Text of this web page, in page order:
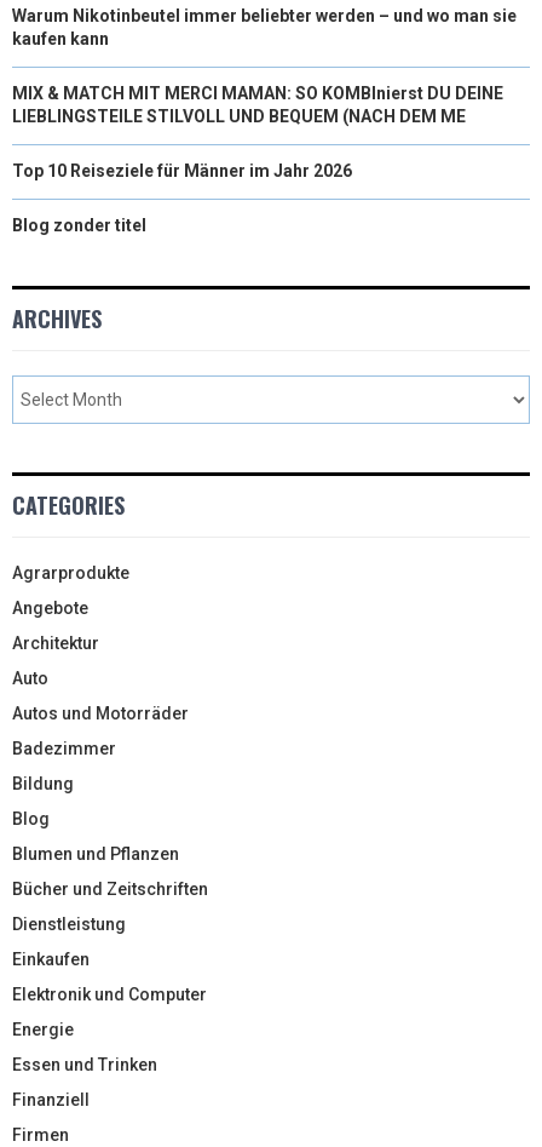
Warum Nikotinbeutel immer beliebter werden – und wo man sie
kaufen kann
MIX & MATCH MIT MERCI MAMAN: SO KOMBInierst DU DEINE
LIEBLINGSTEILE STILVOLL UND BEQUEM (NACH DEM ME
Top 10 Reiseziele für Männer im Jahr 2026
Blog zonder titel
ARCHIVES
CATEGORIES
Agrarprodukte
Angebote
Architektur
Auto
Autos und Motorräder
Badezimmer
Bildung
Blog
Blumen und Pflanzen
Bücher und Zeitschriften
Dienstleistung
Einkaufen
Elektronik und Computer
Energie
Essen und Trinken
Finanziell
Firmen